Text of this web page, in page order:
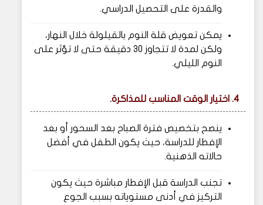
والقدرة على التحصيل الدراسي.
يمكن تعويض قلة النوم بالقيلولة خلال النهار،
ولكن لمدة لا تتجاوز 30 دقيقة حتى لا تؤثر على
النوم الليلي.
4. اختيار الوقت المناسب للمذاكرة.
ينصح بتخصيص فترة الصباح بعد السحور أو بعد
الإفطار للدراسة، حيث يكون الطفل في أفضل
حالاته الذهنية.
تجنب الدراسة قبل الإفطار مباشرة حيث يكون
التركيز في أدنى مستوياته بسبب الجوع